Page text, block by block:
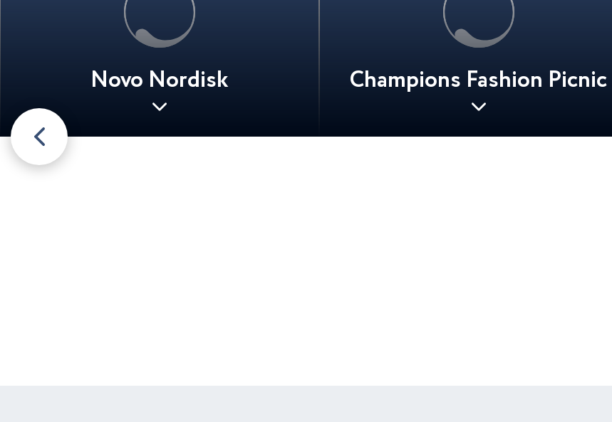
Novo Nordisk Champions Fashion Picnic